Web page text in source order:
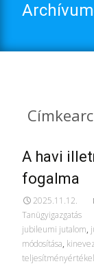
A havi
fogalma
2025.11.12.
Tanügyigazgatás
jubileumi jutalom,
módosítása,